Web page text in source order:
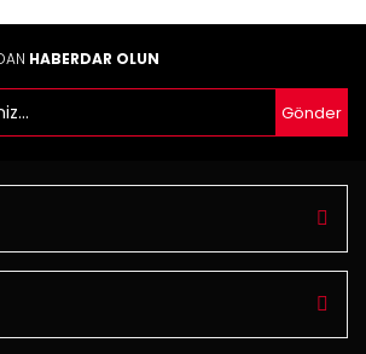
HABERDAR OLUN
Gönder